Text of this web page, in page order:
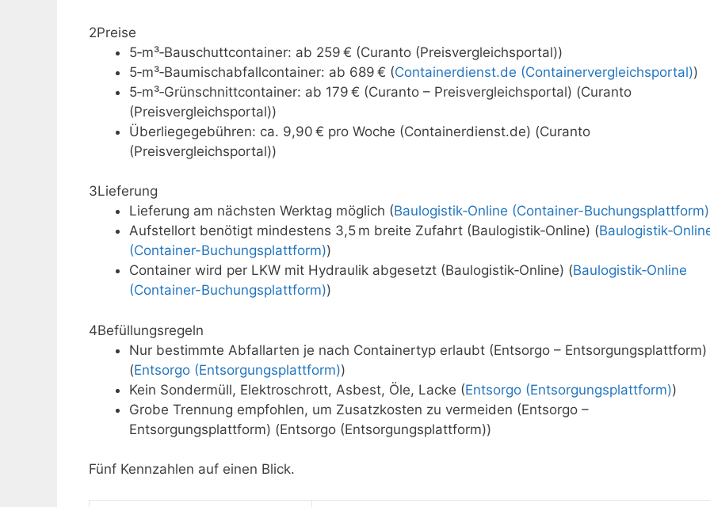
2Preise
5‑m³‑Bauschuttcontainer: ab 259 € (Curanto (Preisvergleichsportal))
5‑m³‑Baumischabfallcontainer: ab 689 € (Containerdienst.de (Containervergleichsportal))
5‑m³‑Grünschnittcontainer: ab 179 € (Curanto – Preisvergleichsportal) (Curanto
(Preisvergleichsportal))
Überliegegebühren: ca. 9,90 € pro Woche (Containerdienst.de) (Curanto
(Preisvergleichsportal))
3Lieferung
Lieferung am nächsten Werktag möglich (Baulogistik‑Online (Container-Buchungsplattform)
Aufstellort benötigt mindestens 3,5 m breite Zufahrt (Baulogistik‑Online) (
(Container-Buchungsplattform))
Container wird per LKW mit Hydraulik abgesetzt (Baulogistik‑Online) (Baulogistik‑Online
(Container-Buchungsplattform))
4Befüllungsregeln
Nur bestimmte Abfallarten je nach Containertyp erlaubt (Entsorgo – Entsorgungsplattform)
(Entsorgo (Entsorgungsplattform))
Kein Sondermüll, Elektroschrott, Asbest, Öle, Lacke (Entsorgo (Entsorgungsplattform))
Grobe Trennung empfohlen, um Zusatzkosten zu vermeiden (Entsorgo –
Entsorgungsplattform) (Entsorgo (Entsorgungsplattform))
Fünf Kennzahlen auf einen Blick.